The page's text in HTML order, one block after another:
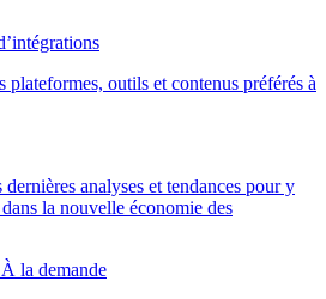
plateformes, outils et contenus préférés à
analyses et tendances pour y
la nouvelle économie des
la demande